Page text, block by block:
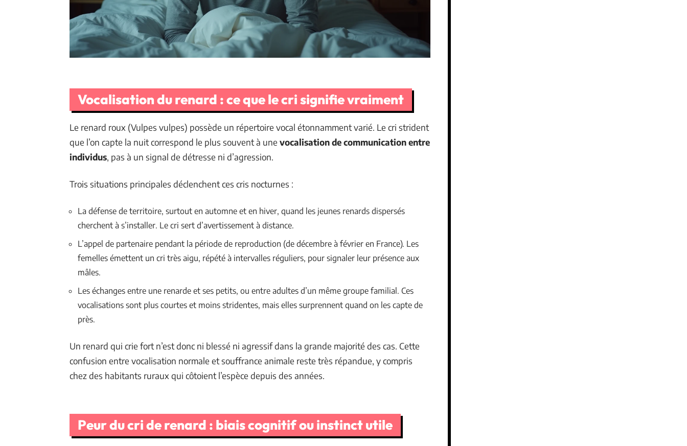
Vocalisation du renard : ce que le cri signifie vraiment
Le renard roux (Vulpes vulpes) possède un répertoire vocal étonnamment varié. Le cri strident
que l’on capte la nuit correspond le plus souvent à une vocalisation de communication entre
individus, pas à un signal de détresse ni d’agression.
Trois situations principales déclenchent ces cris nocturnes :
La défense de territoire, surtout en automne et en hiver, quand les jeunes renards dispersés
cherchent à s’installer. Le cri sert d’avertissement à distance.
L’appel de partenaire pendant la période de reproduction (de décembre à février en France). Les
femelles émettent un cri très aigu, répété à intervalles réguliers, pour signaler leur présence aux
mâles.
Les échanges entre une renarde et ses petits, ou entre adultes d’un même groupe familial. Ces
vocalisations sont plus courtes et moins stridentes, mais elles surprennent quand on les capte de
près.
Un renard qui crie fort n’est donc ni blessé ni agressif dans la grande majorité des cas. Cette
confusion entre vocalisation normale et souffrance animale reste très répandue, y compris
chez des habitants ruraux qui côtoient l’espèce depuis des années.
Peur du cri de renard : biais cognitif ou instinct utile